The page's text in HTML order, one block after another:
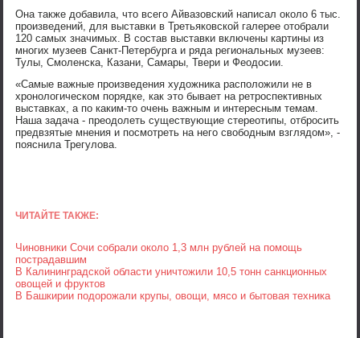
Она также добавила, что всего Айвазовский написал около 6 тыс.
произведений, для выставки в Третьяковской галерее отобрали
120 самых значимых. В состав выставки включены картины из
многих музеев Санкт-Петербурга и ряда региональных музеев:
Тулы, Смоленска, Казани, Самары, Твери и Феодосии.
«Самые важные произведения художника расположили не в
хронологическом порядке, как это бывает на ретроспективных
выставках, а по каким-то очень важным и интересным темам.
Наша задача - преодолеть существующие стереотипы, отбросить
предвзятые мнения и посмотреть на него свободным взглядом», -
пояснила Трегулова.
ЧИТАЙТЕ ТАКЖЕ:
Чиновники Сочи собрали около 1,3 млн рублей на помощь
пострадавшим
В Калининградской области уничтожили 10,5 тонн санкционных
овощей и фруктов
В Башкирии подорожали крупы, овощи, мясо и бытовая техника